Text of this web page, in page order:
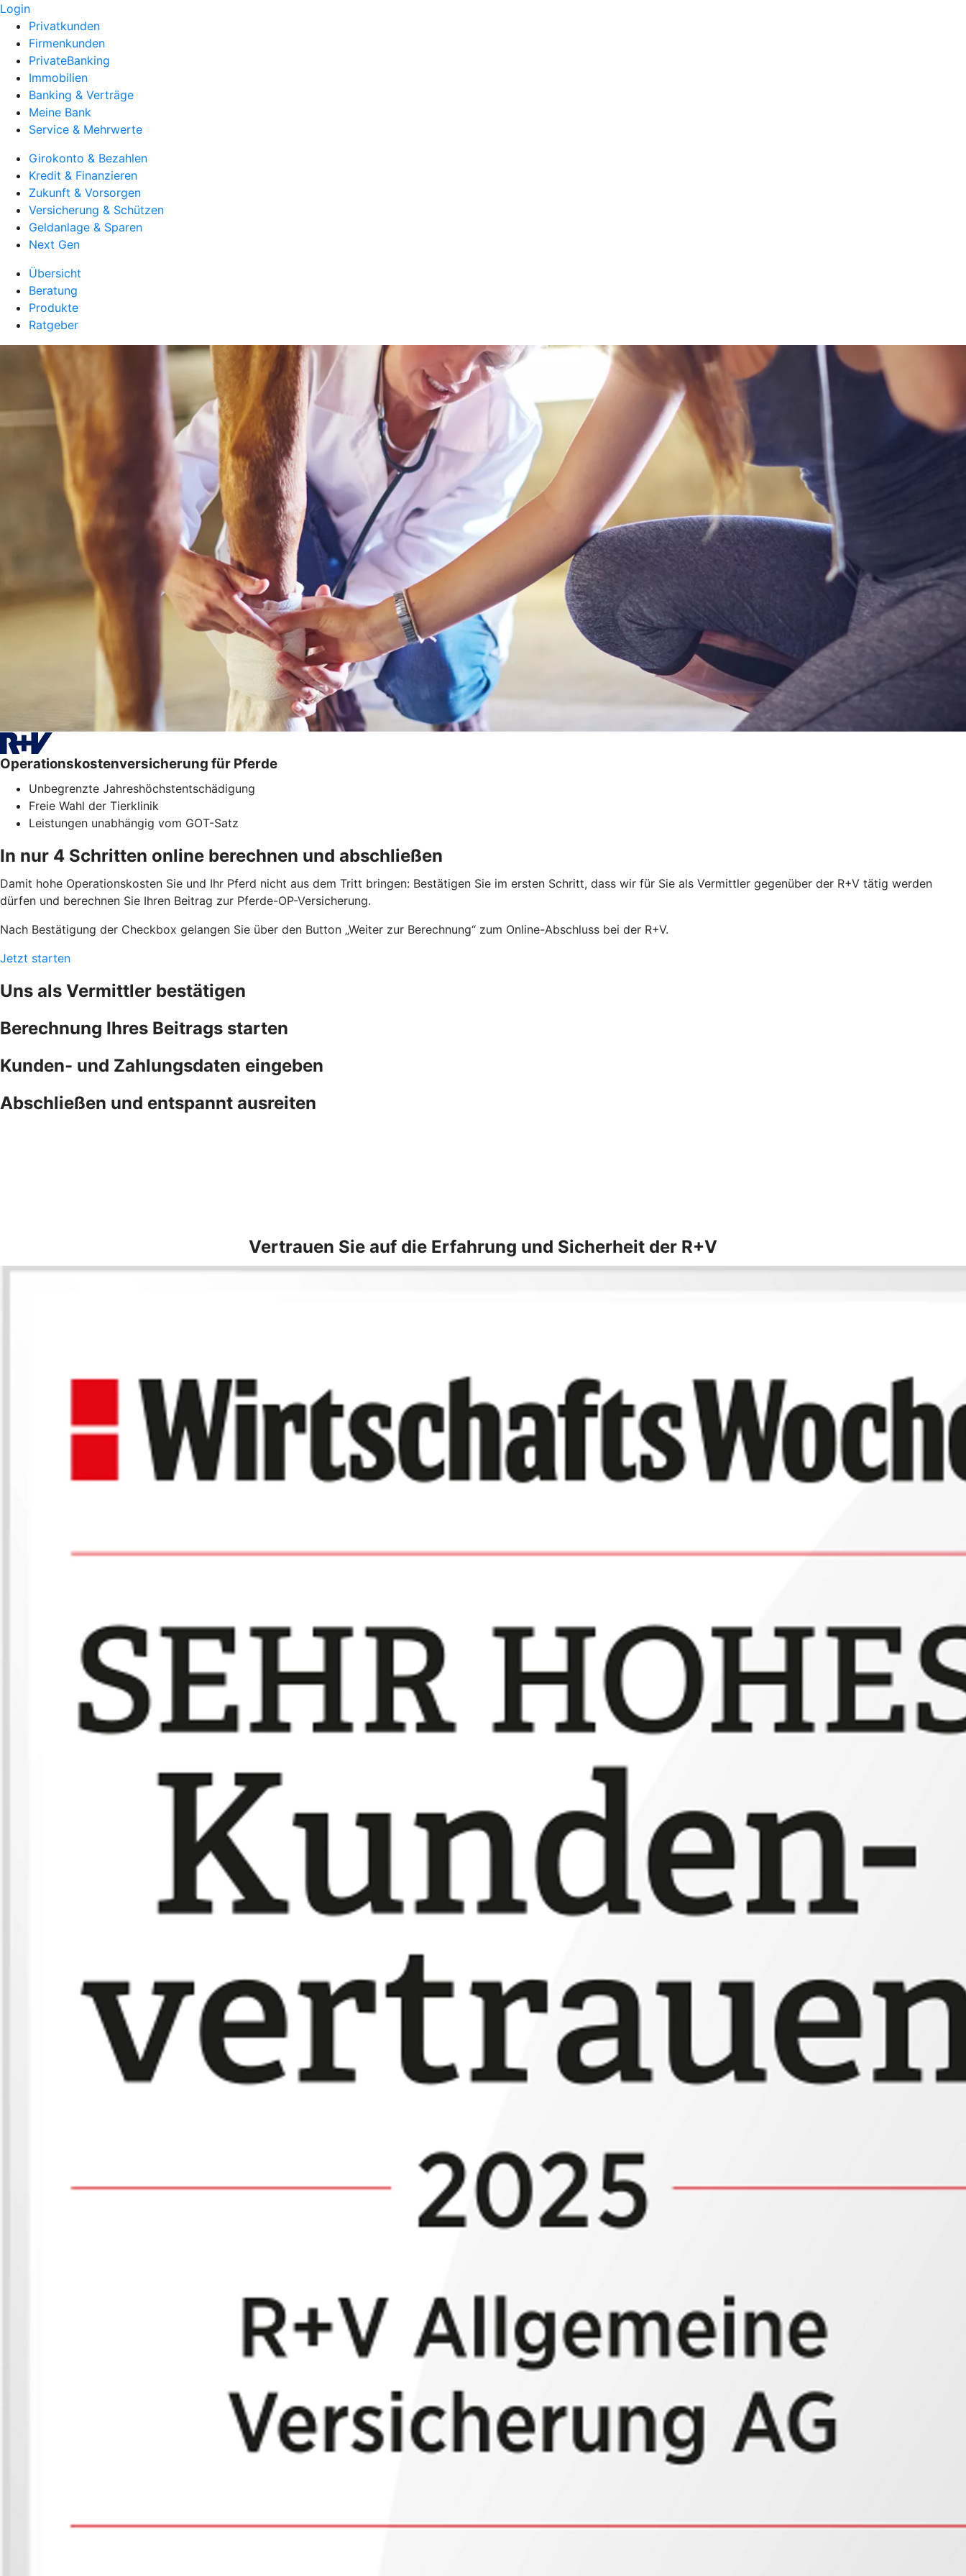
Login
Privatkunden
Firmenkunden
PrivateBanking
Immobilien
Banking & Verträge
Meine Bank
Service & Mehrwerte
Girokonto & Bezahlen
Kredit & Finanzieren
Zukunft & Vorsorgen
Versicherung & Schützen
Geldanlage & Sparen
Next Gen
Übersicht
Beratung
Produkte
Ratgeber
Operationskostenversicherung für Pferde
Unbegrenzte Jahreshöchstentschädigung
Freie Wahl der Tierklinik
Leistungen unabhängig vom GOT-Satz
In nur 4 Schritten online berechnen und abschließen
Damit hohe Operationskosten Sie und Ihr Pferd nicht aus dem Tritt bringen: Bestätigen Sie im ersten Schritt, dass wir für Sie als Vermittler gegenüber der R+V tätig werden
dürfen und berechnen Sie Ihren Beitrag zur Pferde-OP-Versicherung.
Nach Bestätigung der Checkbox gelangen Sie über den Button „Weiter zur Berechnung“ zum Online-Abschluss bei der R+V.
Jetzt starten
Uns als Vermittler bestätigen
Berechnung Ihres Beitrags starten
Kunden- und Zahlungsdaten eingeben
Abschließen und entspannt ausreiten
Vertrauen Sie auf die Erfahrung und Sicherheit der R+V